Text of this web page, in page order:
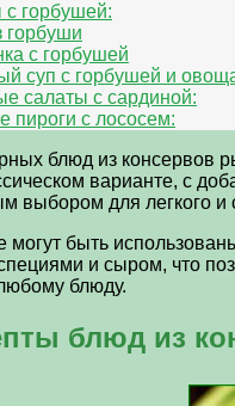
горбушей:
горбуши
с горбушей
суп с горбушей и
салаты с сардиной:
пироги с лососем:
блюд из консервов
варианте, с
выбором для легкого и
быть
и сыром, что
блюду.
блюд из